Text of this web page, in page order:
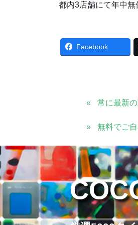
都内3店舗にて年中無
Facebook
常に最新
無料でご